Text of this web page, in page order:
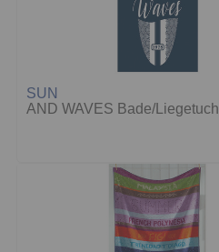
SUN
AND WAVES Bade/Liegetuch